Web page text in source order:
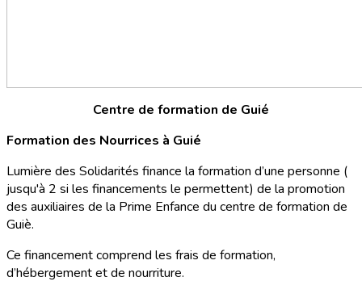
Centre de formation de Guié
Formation des Nourrices à Guié
Lumière des Solidarités finance la formation d’une personne (
jusqu'à 2 si les financements le permettent) de la promotion
des auxiliaires de la Prime Enfance du centre de formation de
Guiè.
Ce financement comprend les frais de formation,
d’hébergement et de nourriture.